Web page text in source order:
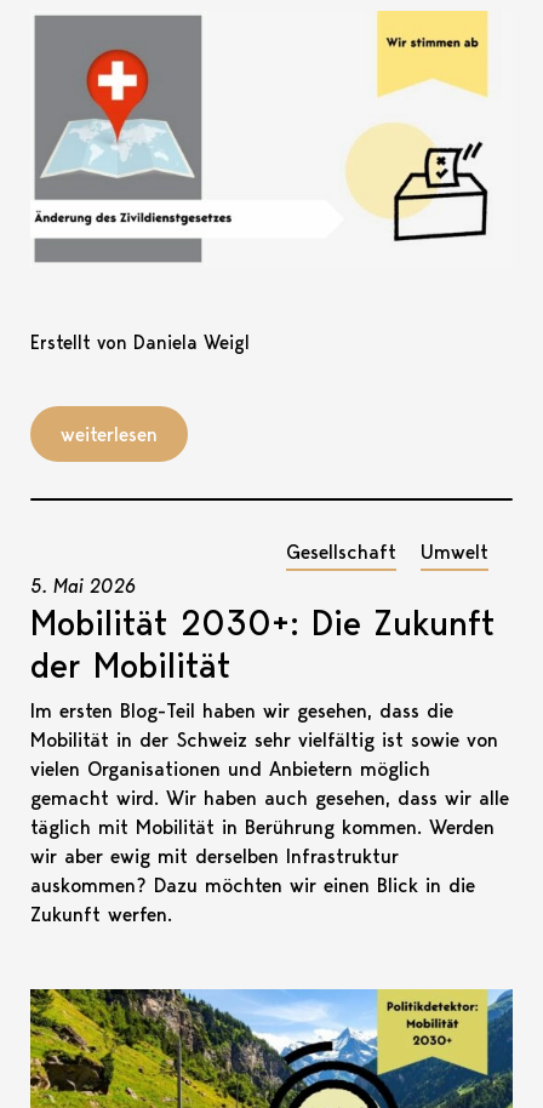
Erstellt von Daniela Weigl
weiterlesen
Gesellschaft Umwelt
5. Mai 2026
Mobilität 2030+: Die Zukunft
der Mobilität
Im ersten Blog-Teil haben wir gesehen, dass die
Mobilität in der Schweiz sehr vielfältig ist sowie von
vielen Organisationen und Anbietern möglich
gemacht wird. Wir haben auch gesehen, dass wir alle
täglich mit Mobilität in Berührung kommen. Werden
wir aber ewig mit derselben Infrastruktur
auskommen? Dazu möchten wir einen Blick in die
Zukunft werfen.